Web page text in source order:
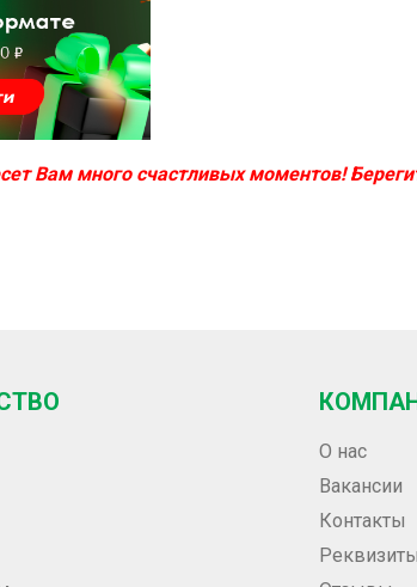
Вам много счастливых моментов!
О нас
Вакансии
Контакты
Реквизиты